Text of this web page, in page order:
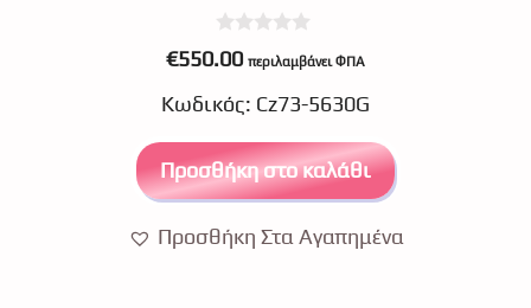
0
o
t
5
€550.00 περιλαμβάνει ΦΠΑ
Κωδικός: Cz73-5630G
Προσθήκη στο καλάθι
Προσθήκη Στα Αγαπημένα